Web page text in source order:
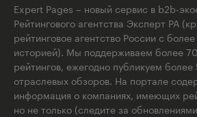
Expert Pages – новый сервис в b2b-
Рейтингового агентства Эксперт РА
рейтинговое агентство России с
историей). Мы поддерживаем более
рейтингов, ежегодно публикуем
отраслевых обзоров. На портале
информация о компаниях, имеющих
но не только (следите за